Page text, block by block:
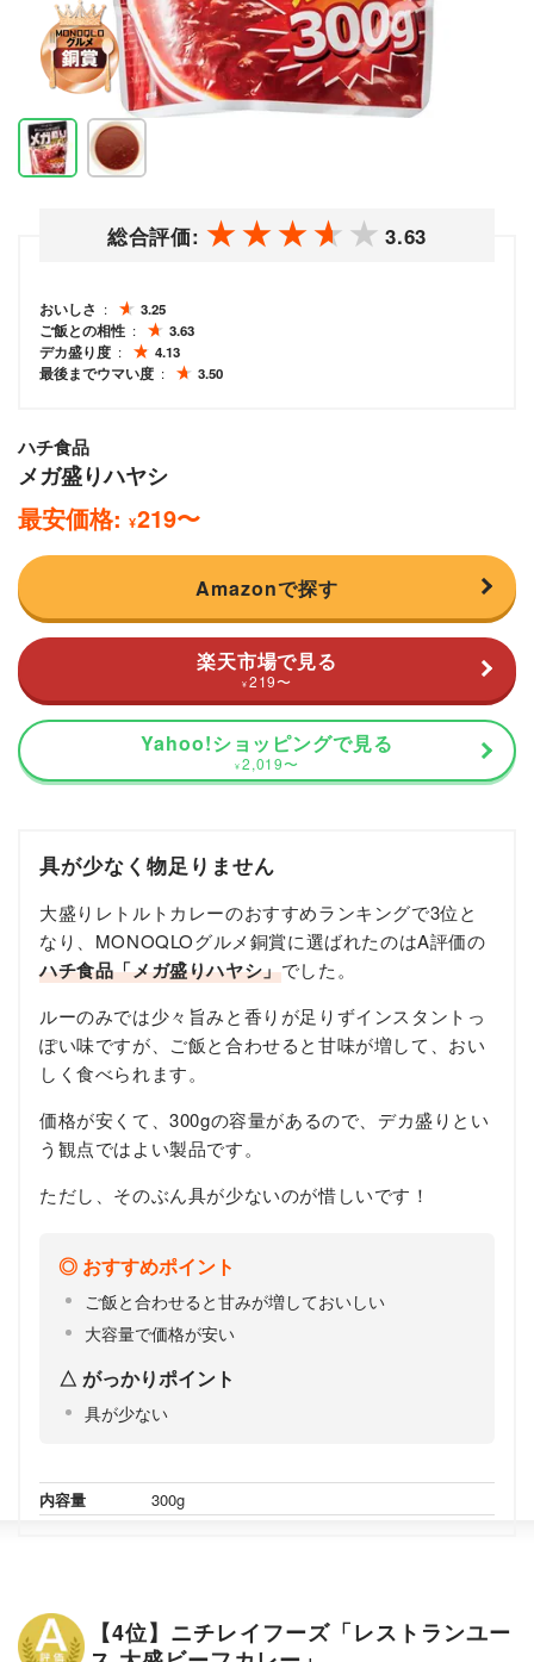
総合評価: 3.63
おいしさ
3.25
ご飯との相性
3.63
デカ盛り度
4.13
最後までウマい度
3.50
ハチ食品
メガ盛りハヤシ
最安価格: ¥219〜
Amazonで探す
楽天市場で見る
¥ 219〜
Yahoo!ショッピングで見る
¥ 2,019〜
具が少なく物足りません
大盛りレトルトカレーのおすすめランキングで3位と
なり、MONOQLOグルメ銅賞に選ばれたのはA評価の
ハチ食品「メガ盛りハヤシ」でした。
ルーのみでは少々旨みと香りが足りずインスタントっ
ぽい味ですが、ご飯と合わせると甘味が増して、おい
しく食べられます。
価格が安くて、300gの容量があるので、デカ盛りとい
う観点ではよい製品です。
ただし、そのぶん具が少ないのが惜しいです！
おすすめポイント
ご飯と合わせると甘みが増しておいしい
大容量で価格が安い
がっかりポイント
具が少ない
内容量 300g
【4位】ニチレイフーズ「レストランユー